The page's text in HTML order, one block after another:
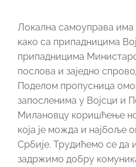
Локална самоуправа
како са припадницима
припадницима
послова и заједно
Поделом пропусница
запосленима у Војсци и
Милановцу коришћење
која је можда и најбоље
Србије. Трудићемо се да
задржимо добру